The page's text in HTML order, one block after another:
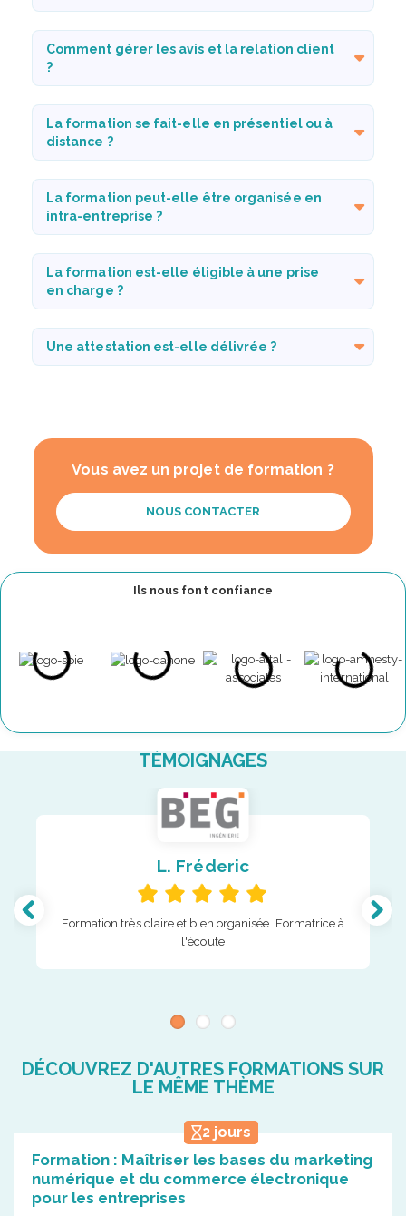
Comment gérer les avis et la relation client
?
La formation se fait-elle en présentiel ou à
distance ?
La formation peut-elle être organisée en
intra-entreprise ?
La formation est-elle éligible à une prise
en charge ?
Une attestation est-elle délivrée ?
Vous avez un projet de formation ?
NOUS CONTACTER
Ils nous font confiance
TÉMOIGNAGES
L. Fréderic
Formation très claire et bien organisée. Formatrice à
l'écoute
DÉCOUVREZ D'AUTRES FORMATIONS SUR
LE MÊME THÈME
2 jours
Formation : Maîtriser les bases du marketing
numérique et du commerce électronique
pour les entreprises